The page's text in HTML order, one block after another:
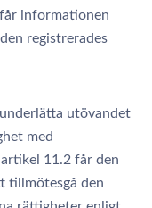
informationen
registrerades
utövandet
med
11.2 får den
tillmötesgå den